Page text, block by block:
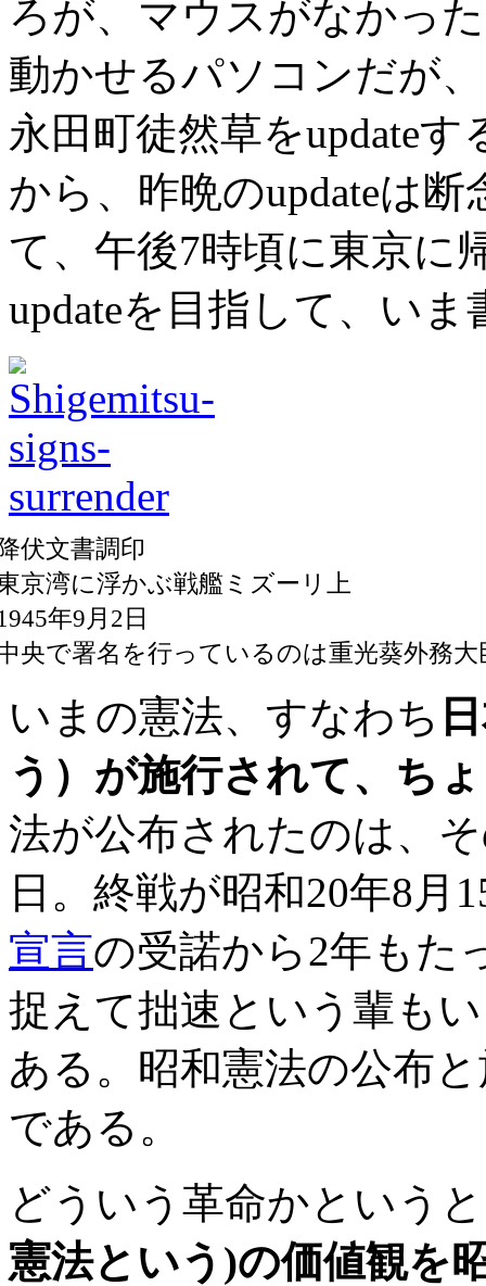
ろが、マウスがなかっ
動かせるパソコンだが
永田町徒然草をupdate
から、昨晩のupdateは
て、午後7時頃に東京に
updateを目指して、い
伏文書調印
京湾に浮かぶ戦艦ミズーリ上
年9月2日
央で署名を行っているのは重光葵外務大
いまの憲法、すなわち
う）が施行されて、ち
法が公布されたのは、
日。終戦が昭和20年8月
宣言の受諾から2年もた
捉えて拙速という輩も
ある。昭和憲法の公布
である。
どういう革命かという
憲法という)の価値観を